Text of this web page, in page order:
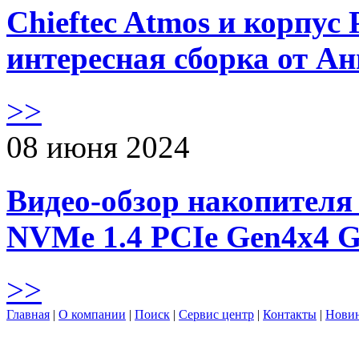
Chieftec Atmos и корпус
интересная сборка от
>>
08 июня 2024
Видео-обзор
NVMe 1.4 PCIe Gen4х4
>>
Главная | О компании | Поиск | Сервис центр | Контакты |